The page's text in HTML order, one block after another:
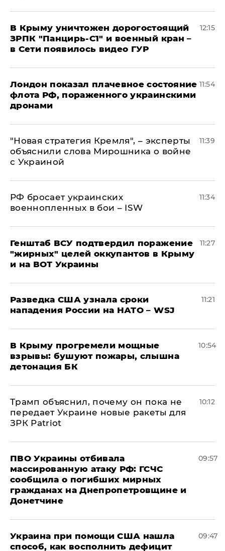
В Крыму уничтожен дорогостоящий
ЗРПК "Панцирь-С1" и военный кран –
в Сети появилось видео ГУР
12:15
Лондон показал плачевное состояние
флота РФ, пораженного украинскими
дронами
11:54
"Новая стратегия Кремля", – эксперты
объяснили слова Мирошника о войне
с Украиной
11:39
РФ бросает украинских
военнопленных в бои – ISW
11:34
Генштаб ВСУ подтвердил поражение
"жирных" целей оккупантов в Крыму
и на ВОТ Украины
11:27
Разведка США узнала сроки
нападения России на НАТО – WSJ
11:21
В Крыму прогремели мощные
взрывы: бушуют пожары, слышна
детонация БК
10:54
Трамп объяснил, почему он пока не
передает Украине новые ракеты для
ЗРК Patriot
10:12
ПВО Украины отбивала
массированную атаку РФ: ГСЧС
сообщила о погибших мирных
гражданах на Днепропетровщине и
Донетчине
09:57
Украина при помощи США нашла
способ, как восполнить дефицит
09:47